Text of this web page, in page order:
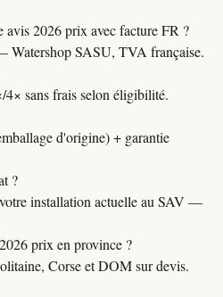
avis 2026 prix avec facture FR ?
Watershop SASU, TVA française.
sans frais selon éligibilité.
d'origine) + garantie
?
installation actuelle au SAV —
prix en province ?
Corse et DOM sur devis.